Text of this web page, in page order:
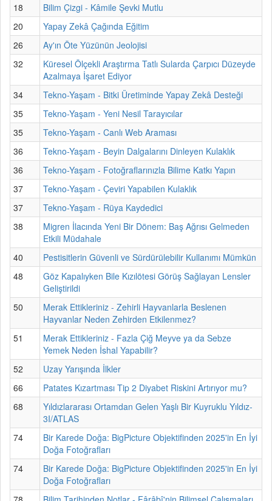
18
Bilim Çizgi - Kâmile Şevki Mutlu
20
Yapay Zekâ Çağında Eğitim
26
Ay'ın Öte Yüzünün Jeolojisi
32
Küresel Ölçekli Araştırma Tatlı Sularda Çarpıcı Düzeyde
Azalmaya İşaret Ediyor
34
Tekno-Yaşam - Bitki Üretiminde Yapay Zekâ Desteği
35
Tekno-Yaşam - Yeni Nesil Tarayıcılar
35
Tekno-Yaşam - Canlı Web Araması
36
Tekno-Yaşam - Beyin Dalgalarını Dinleyen Kulaklık
36
Tekno-Yaşam - Fotoğraflarınızla Bilime Katkı Yapın
37
Tekno-Yaşam - Çeviri Yapabilen Kulaklık
37
Tekno-Yaşam - Rüya Kaydedici
38
Migren İlacında Yeni Bir Dönem: Baş Ağrısı Gelmeden
Etkili Müdahale
40
Pestisitlerin Güvenli ve Sürdürülebilir Kullanımı Mümkün
48
Göz Kapalıyken Bile Kızılötesi Görüş Sağlayan Lensler
Geliştirildi
50
Merak Ettikleriniz - Zehirli Hayvanlarla Beslenen
Hayvanlar Neden Zehirden Etkilenmez?
51
Merak Ettikleriniz - Fazla Çiğ Meyve ya da Sebze
Yemek Neden İshal Yapabilir?
52
Uzay Yarışında İlkler
66
Patates Kızartması Tip 2 Diyabet Riskini Artırıyor mu?
68
Yıldızlararası Ortamdan Gelen Yaşlı Bir Kuyruklu Yıldız-
3I/ATLAS
74
Bir Karede Doğa: BigPicture Objektifinden 2025'in En İyi
Doğa Fotoğrafları
74
Bir Karede Doğa: BigPicture Objektifinden 2025'in En İyi
Doğa Fotoğrafları